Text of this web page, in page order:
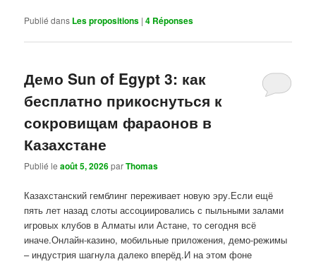
Publié dans Les propositions |4 Réponses
Демо Sun of Egypt 3: как
бесплатно прикоснуться к
сокровищам фараонов в
Казахстане
Publié leaoût 5, 2026parThomas
Казахстанский гемблинг переживает новую эру.Если ещё
пять лет назад слоты ассоциировались с пыльными залами
игровых клубов в Алматы или Астане, то сегодня всё
иначе.Онлайн-казино, мобильные приложения, демо-режимы
– индустрия шагнула далеко вперёд.И на этом фоне